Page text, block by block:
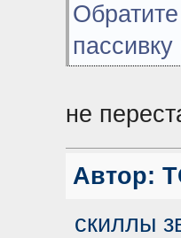
не
Автор:
скиллы